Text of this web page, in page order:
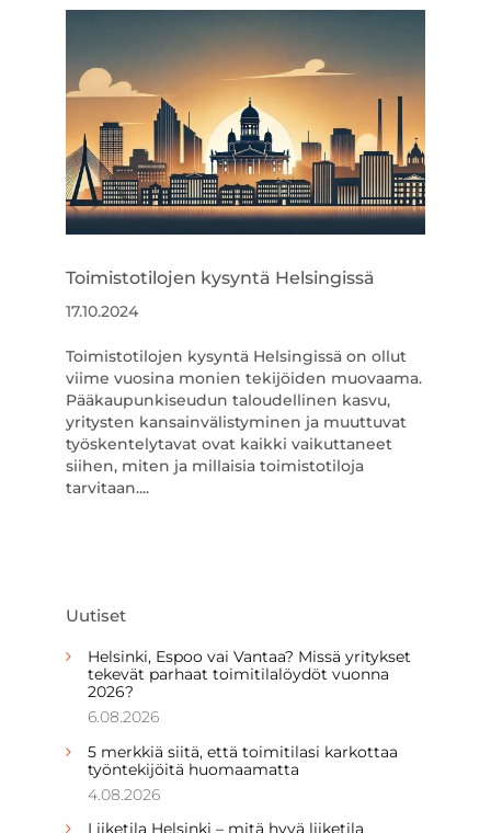
Toimistotilojen kysyntä Helsingissä
17.10.2024
Toimistotilojen kysyntä Helsingissä on ollut
viime vuosina monien tekijöiden muovaama.
Pääkaupunkiseudun taloudellinen kasvu,
yritysten kansainvälistyminen ja muuttuvat
työskentelytavat ovat kaikki vaikuttaneet
siihen, miten ja millaisia toimistotiloja
tarvitaan....
Uutiset
Helsinki, Espoo vai Vantaa? Missä yritykset
tekevät parhaat toimitilalöydöt vuonna
2026?
6.08.2026
5 merkkiä siitä, että toimitilasi karkottaa
työntekijöitä huomaamatta
4.08.2026